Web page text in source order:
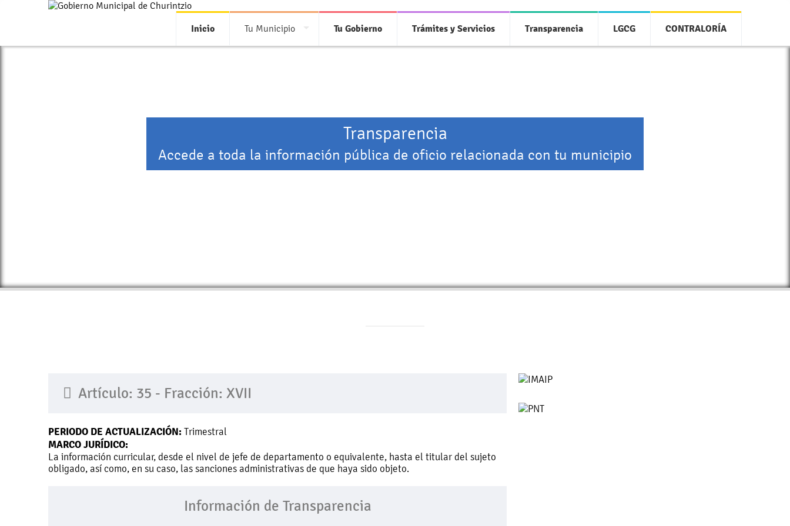
Inicio Tu Municipio Tu Gobierno Trámites y Servicios Transparencia LGCG CONTRALORÍA
Transparencia
Accede a toda la información pública de oficio relacionada con tu municipio
Artículo: 35 - Fracción: XVII
PERIODO DE ACTUALIZACIÓN: Trimestral
MARCO JURÍDICO:
La información curricular, desde el nivel de jefe de departamento o equivalente, hasta el titular del sujeto
obligado, así como, en su caso, las sanciones administrativas de que haya sido objeto.
Información de Transparencia